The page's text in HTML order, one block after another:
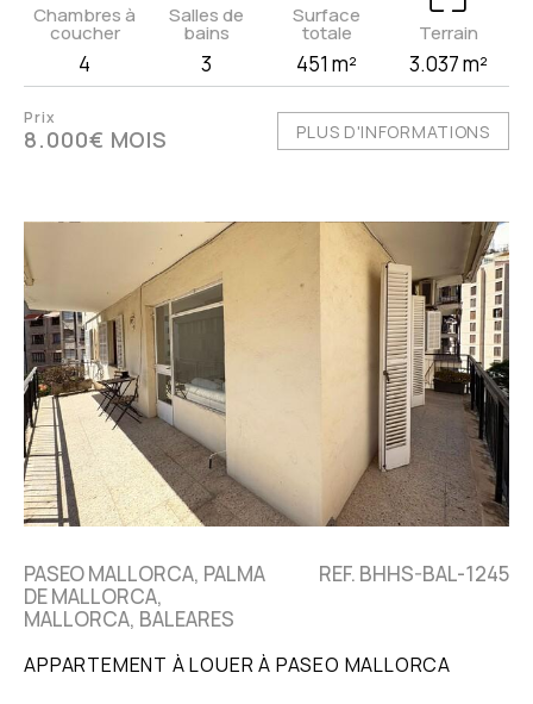
Chambres à
coucher
4
Salles de
bains
3
Surface
totale
451 m²
Terrain
3.037 m²
Prix
8.000€ MOIS PLUS D'INFORMATIONS
PASEO MALLORCA, PALMA
DE MALLORCA,
MALLORCA, BALEARES
REF. BHHS-BAL-1245
APPARTEMENT À LOUER À PASEO MALLORCA